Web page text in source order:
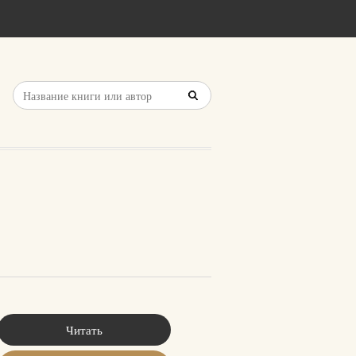
Читать